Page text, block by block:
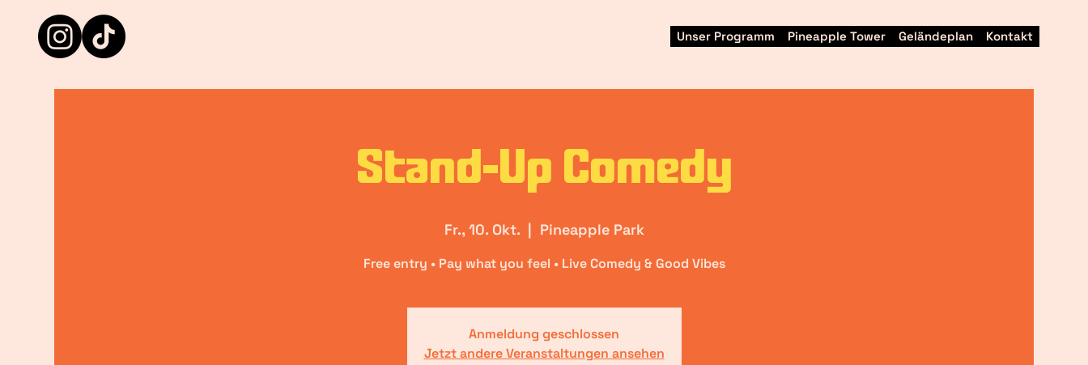
Unser Programm Pineapple Tower Geländeplan Kontakt
Stand-Up Comedy
Fr., 10. Okt.
  |
Pineapple Park
Free entry • Pay what you feel • Live Comedy & Good Vibes
Anmeldung geschlossen
Jetzt andere Veranstaltungen ansehen